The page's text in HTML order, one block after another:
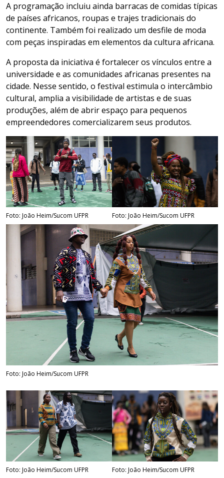
A programação incluiu ainda barracas de comidas típicas
de países africanos, roupas e trajes tradicionais do
continente. Também foi realizado um desfile de moda
com peças inspiradas em elementos da cultura africana.
A proposta da iniciativa é fortalecer os vínculos entre a
universidade e as comunidades africanas presentes na
cidade. Nesse sentido, o festival estimula o intercâmbio
cultural, amplia a visibilidade de artistas e de suas
produções, além de abrir espaço para pequenos
empreendedores comercializarem seus produtos.
Foto: João Heim/Sucom UFPR Foto: João Heim/Sucom UFPR
Foto: João Heim/Sucom UFPR
Foto: João Heim/Sucom UFPR Foto: João Heim/Sucom UFPR